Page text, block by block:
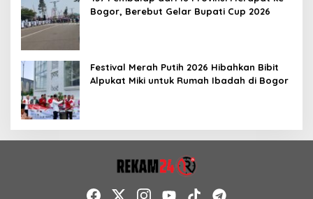
Bogor, Berebut Gelar Bupati Cup 2026
Festival Merah Putih 2026 Hibahkan Bibit
Alpukat Miki untuk Rumah Ibadah di Bogor